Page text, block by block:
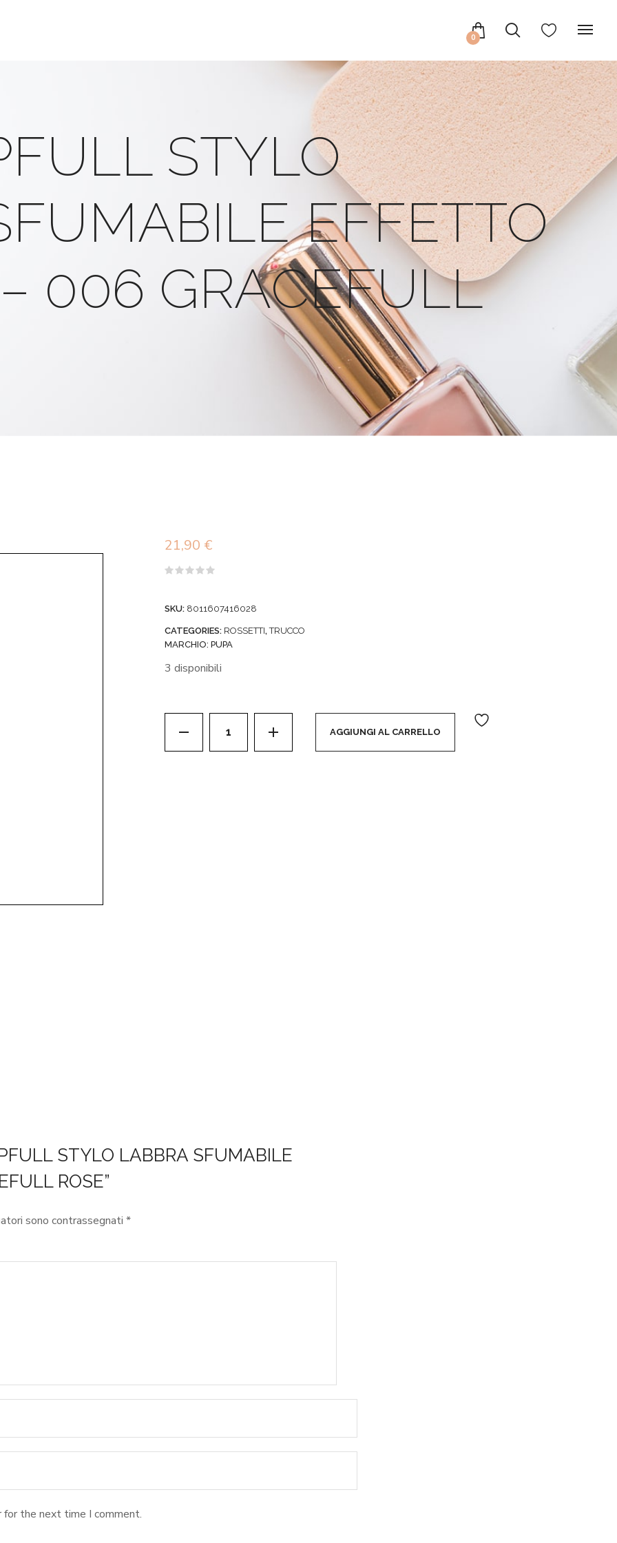
0
STYLO
EFFETTO
006 GRACEFULL
21,90 €
5
SKU: 8011607416028
CATEGORIES: ROSSETTI,TRUCCO
MARCHIO: PUPA
3 disponibili
VAMP! LIPFULL STYLO LABBRA SFUMABILE EFFETTO VOLUME - 006
AGGIUNGI AL CARRELLO
STYLO LABBRA SFUMABILE
ROSE”
sono contrassegnati *
for the next time I comment.